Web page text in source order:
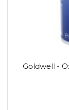
Goldwell -